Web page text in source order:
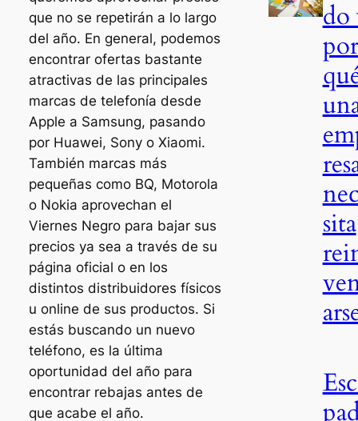
que no se repetirán a lo largo
del año. En general, podemos
encontrar ofertas bastante
atractivas de las principales
marcas de telefonía desde
Apple a Samsung, pasando
por Huawei, Sony o Xiaomi.
También marcas más
pequeñas como BQ, Motorola
o Nokia aprovechan el
Viernes Negro para bajar sus
precios ya sea a través de su
página oficial o en los
distintos distribuidores físicos
u online de sus productos. Si
estás buscando un nuevo
teléfono, es la última
oportunidad del año para
encontrar rebajas antes de
que acabe el año.
do
por
sita